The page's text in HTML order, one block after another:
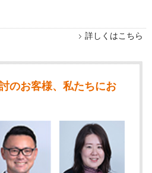
詳しくはこちら
のお客様、私たちにお